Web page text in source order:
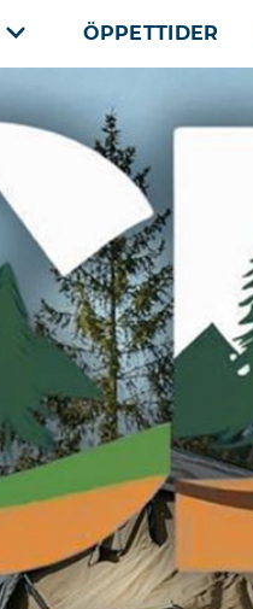
ÖPPETTIDER